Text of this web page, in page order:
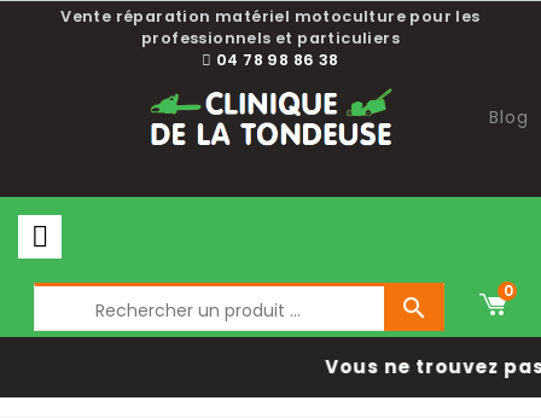
Vente réparation matériel motoculture pour les
professionnels et particuliers
04 78 98 86 38
Blog

0
Vous ne trouvez